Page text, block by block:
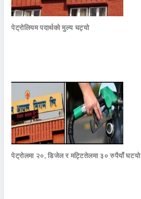
पेट्रोलियम पदार्थको मुल्य घट्यो
पेट्रोलमा २०, डिजेल र मट्टितेलमा ३० रुपैयाँ घटयो